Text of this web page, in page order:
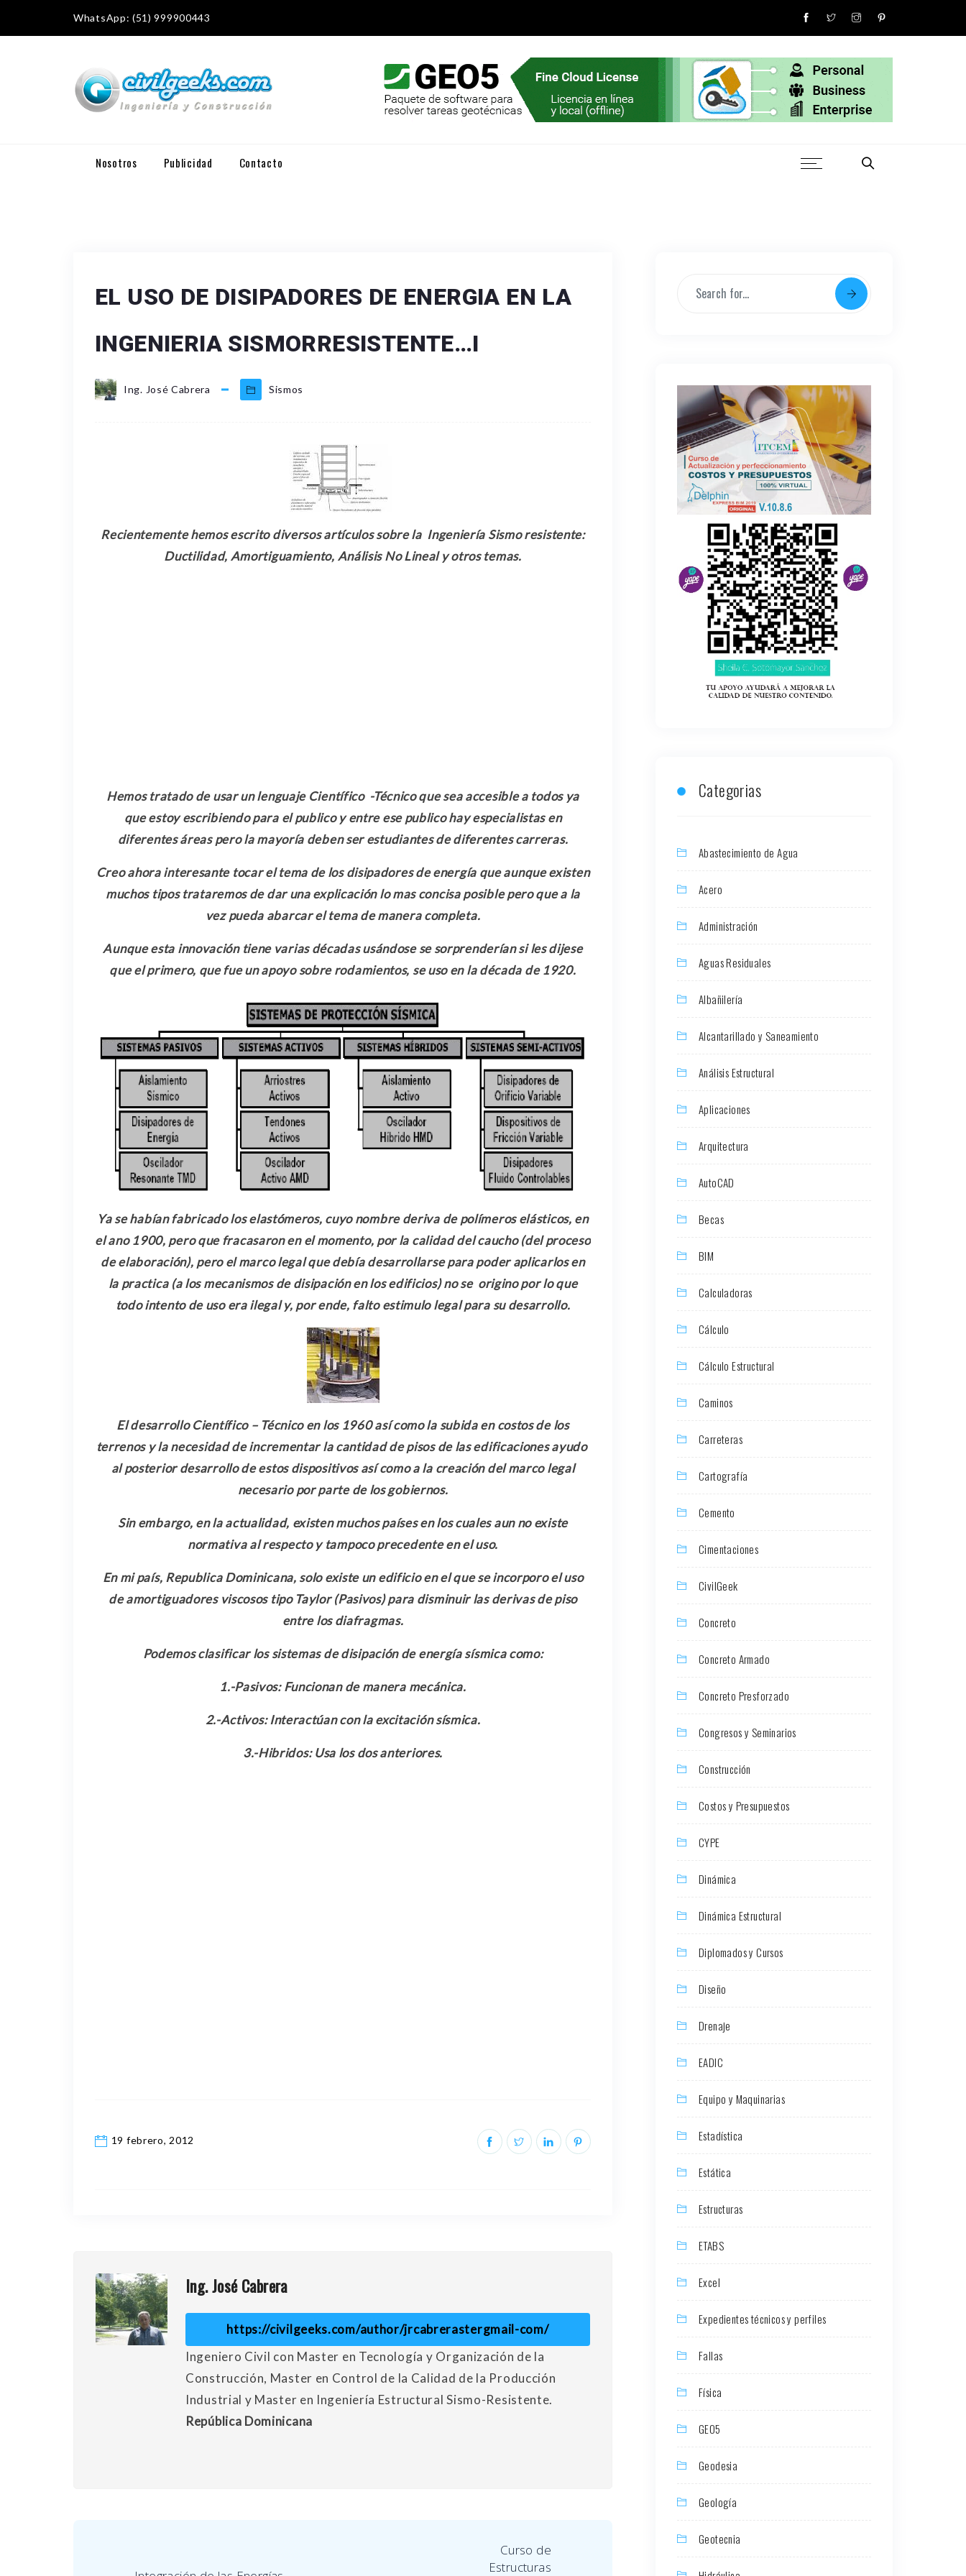
WhatsApp: (51) 999900443
Nosotros Publicidad Contacto
EL USO DE DISIPADORES DE ENERGIA EN LA
INGENIERIA SISMORRESISTENTE…I
Ing. José Cabrera Sismos
Recientemente hemos escrito diversos artículos sobre la Ingeniería Sismo resistente:
Ductilidad, Amortiguamiento, Análisis No Lineal y otros temas.
Hemos tratado de usar un lenguaje Científico -Técnico que sea accesible a todos ya
que estoy escribiendo para el publico y entre ese publico hay especialistas en
diferentes áreas pero la mayoría deben ser estudiantes de diferentes carreras.
Creo ahora interesante tocar el tema de los disipadores de energía que aunque existen
muchos tipos trataremos de dar una explicación lo mas concisa posible pero que a la
vez pueda abarcar el tema de manera completa.
Aunque esta innovación tiene varias décadas usándose se sorprenderían si les dijese
que el primero, que fue un apoyo sobre rodamientos, se uso en la década de 1920.
Ya se habían fabricado los elastómeros, cuyo nombre deriva de polímeros elásticos, en
el ano 1900, pero que fracasaron en el momento, por la calidad del caucho (del proceso
de elaboración), pero el marco legal que debía desarrollarse para poder aplicarlos en
la practica (a los mecanismos de disipación en los edificios) no se origino por lo que
todo intento de uso era ilegal y, por ende, falto estimulo legal para su desarrollo.
El desarrollo Científico – Técnico en los 1960 así como la subida en costos de los
terrenos y la necesidad de incrementar la cantidad de pisos de las edificaciones ayudo
al posterior desarrollo de estos dispositivos así como a la creación del marco legal
necesario por parte de los gobiernos.
Sin embargo, en la actualidad, existen muchos países en los cuales aun no existe
normativa al respecto y tampoco precedente en el uso.
En mi país, Republica Dominicana, solo existe un edificio en el que se incorporo el uso
de amortiguadores viscosos tipo Taylor (Pasivos) para disminuir las derivas de piso
entre los diafragmas.
Podemos clasificar los sistemas de disipación de energía sísmica como:
1.-Pasivos: Funcionan de manera mecánica.
2.-Activos: Interactúan con la excitación sísmica.
3.-Hibridos: Usa los dos anteriores.
19 febrero, 2012
Ing. José Cabrera
https://civilgeeks.com/author/jrcabrerastergmail-com/
Ingeniero Civil con Master en Tecnología y Organización de la
Construcción, Master en Control de la Calidad de la Producción
Industrial y Master en Ingeniería Estructural Sismo-Resistente.
República Dominicana
Curso de
Estructuras
Categorias
Abastecimiento de Agua
Acero
Administración
Aguas Residuales
Albañilería
Alcantarillado y Saneamiento
Análisis Estructural
Aplicaciones
Arquitectura
AutoCAD
Becas
BIM
Calculadoras
Cálculo
Cálculo Estructural
Caminos
Carreteras
Cartografía
Cemento
Cimentaciones
CivilGeek
Concreto
Concreto Armado
Concreto Presforzado
Congresos y Seminarios
Construcción
Costos y Presupuestos
CYPE
Dinámica
Dinámica Estructural
Diplomados y Cursos
Diseño
Drenaje
EADIC
Equipo y Maquinarias
Estadística
Estática
Estructuras
ETABS
Excel
Expedientes técnicos y perfiles
Fallas
Física
GEO5
Geodesia
Geología
Geotecnia